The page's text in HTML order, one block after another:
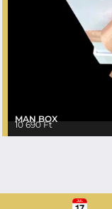
MAN BOX
10 690Ft